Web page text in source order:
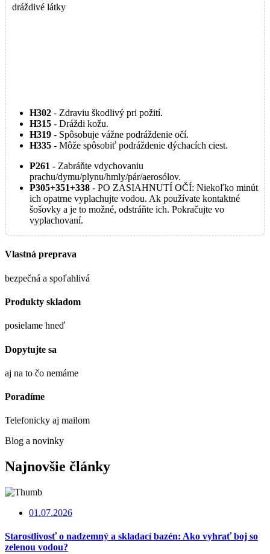
dráždivé látky
H302 - Zdraviu škodlivý pri požití.
H315 - Dráždi kožu.
H319 - Spôsobuje vážne podráždenie očí.
H335 - Môže spôsobiť podráždenie dýchacích ciest.
P261 - Zabráňte vdychovaniu
prachu/dymu/plynu/hmly/pár/aerosólov.
P305+351+338 - PO ZASIAHNUTÍ OČÍ: Niekoľko minút
ich opatrne vyplachujte vodou. Ak používate kontaktné
šošovky a je to možné, odstráňte ich. Pokračujte vo
vyplachovaní.
Vlastná preprava
bezpečná a spoľahlivá
Produkty skladom
posielame hneď
Dopytujte sa
aj na to čo nemáme
Poradíme
Telefonicky aj mailom
Blog a novinky
Najnovšie články
01.07.2026
Starostlivosť o nadzemný a skladací bazén: Ako vyhrať boj so
zelenou vodou?